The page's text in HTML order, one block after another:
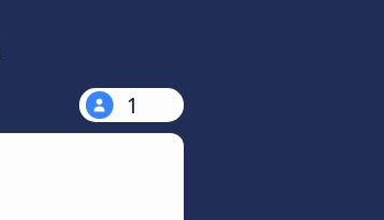
1